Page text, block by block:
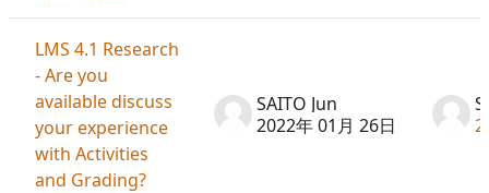
LMS 4.1 Research
- Are you
available discuss
your experience
with Activities
and Grading?
SAITO Jun
2022年 01月 26日